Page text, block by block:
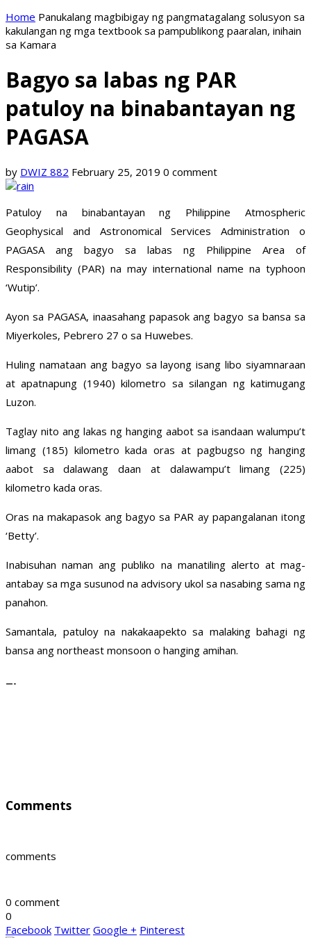
Home Panukalang magbibigay ng pangmatagalang solusyon sa
kakulangan ng mga textbook sa pampublikong paaralan, inihain
sa Kamara
Bagyo sa labas ng PAR
patuloy na binabantayan ng
PAGASA
by DWIZ 882 February 25, 2019 0 comment
Patuloy na binabantayan ng Philippine Atmospheric
Geophysical and Astronomical Services Administration o
PAGASA ang bagyo sa labas ng Philippine Area of
Responsibility (PAR) na may international name na typhoon
‘Wutip’.
Ayon sa PAGASA, inaasahang papasok ang bagyo sa bansa sa
Miyerkoles, Pebrero 27 o sa Huwebes.
Huling namataan ang bagyo sa layong isang libo siyamnaraan
at apatnapung (1940) kilometro sa silangan ng katimugang
Luzon.
Taglay nito ang lakas ng hanging aabot sa isandaan walumpu’t
limang (185) kilometro kada oras at pagbugso ng hanging
aabot sa dalawang daan at dalawampu’t limang (225)
kilometro kada oras.
Oras na makapasok ang bagyo sa PAR ay papangalanan itong
‘Betty’.
Inabisuhan naman ang publiko na manatiling alerto at mag-
antabay sa mga susunod na advisory ukol sa nasabing sama ng
panahon.
Samantala, patuloy na nakakaapekto sa malaking bahagi ng
bansa ang northeast monsoon o hanging amihan.
—-
Comments
comments
0 comment
0
Facebook Twitter Google + Pinterest